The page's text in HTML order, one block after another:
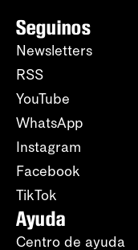
Seguinos
Newsletters
RSS
YouTube
WhatsApp
Instagram
Facebook
TikTok
Ayuda
Centro de ayuda